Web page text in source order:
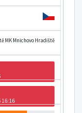
MK Mnichovo Hradiště
16:16